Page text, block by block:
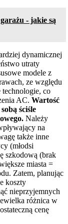
- jakie są
dynamicznej
utraty
modele z
ze względu
technologie, co
AC. Wartość
ściśle
Należy
na
także inne
(młodsi
szkodową (brak
miasta =
Zatem, planując
koszty
nieprzyjemnych
różnica w
cenę